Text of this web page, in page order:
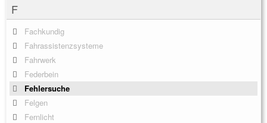
F
Fachkundig
Fahrassistenzsysteme
Fahrwerk
Federbein
Fehlersuche
Felgen
Fernlicht